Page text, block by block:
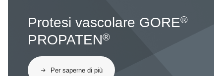
Protesi vascolare GORE®
PROPATEN®
Per saperne di più